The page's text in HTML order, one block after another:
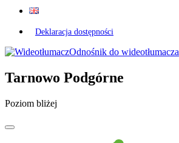
Deklaracja dostępności
Odnośnik do wideotłumacza
Tarnowo Podgórne
Poziom bliżej